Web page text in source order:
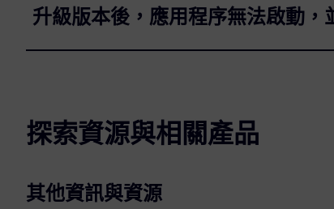
升級版本後，應用程序無法啟動，
探索資源與相關產品
其他資訊與資源